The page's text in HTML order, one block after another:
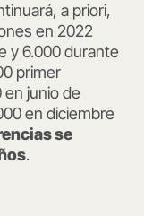
a priori,
en 2022
y 6.000 durante
primer
junio de
en diciembre
se
.